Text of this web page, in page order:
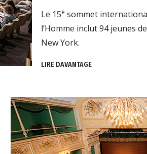
Le 15e sommet
l’Homme inclut 94 jeunes
New York.
LIRE DAVANTAGE